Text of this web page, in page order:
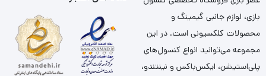
بازی، لوازم جانبی گیمینگ و
محصولات کلکسیونی است. در این
مجموعه می‌توانید انواع کنسول‌های
پلی‌استیشن، ایکس‌باکس و نینتندو،